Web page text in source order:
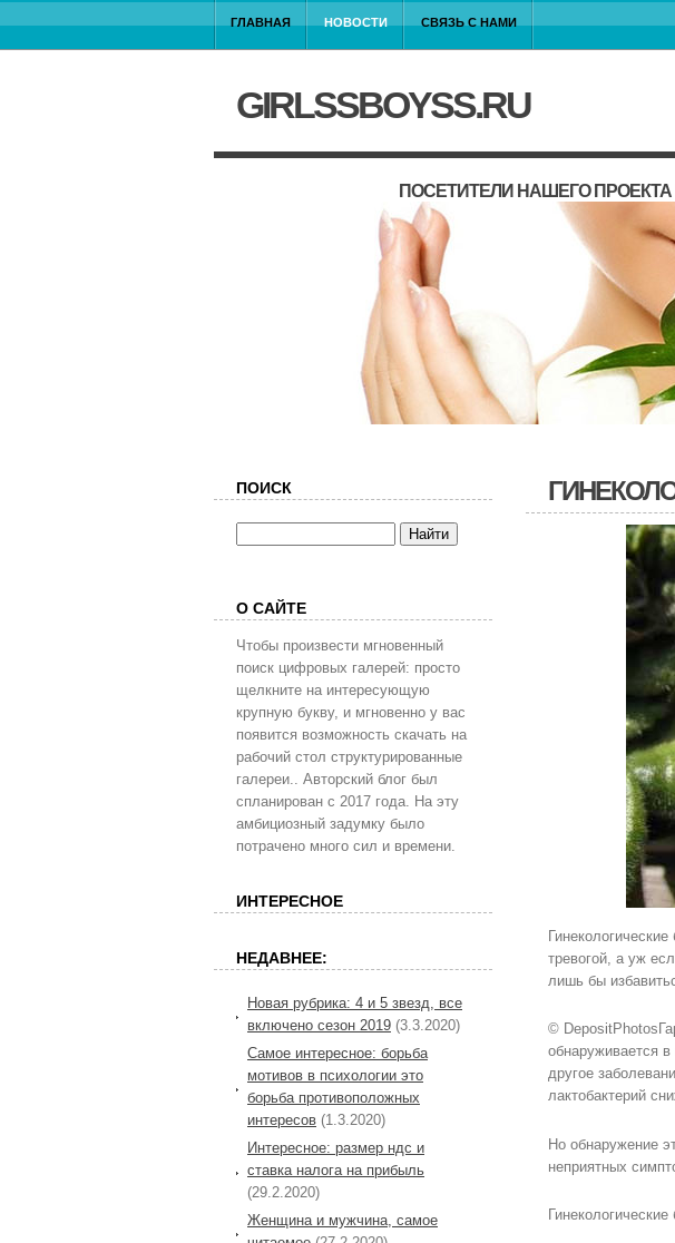
ГЛАВНАЯ НОВОСТИ СВЯЗЬ С НАМИ
GIRLSSBOYSS.RU
ПОСЕТИТЕЛИ НАШЕГО
тревогой, а уж
лишь бы
©
обнаруживается
другое
лактобактерий
Но обнаружение
неприятных
Гинекологические
ПОИСК
О САЙТЕ
Чтобы произвести мгновенный
поиск цифровых галерей: просто
щелкните на интересующую
крупную букву, и мгновенно у вас
появится возможность скачать на
рабочий стол структурированные
галереи.. Авторский блог был
спланирован с 2017 года. На эту
амбициозный задумку было
потрачено много сил и времени.
ИНТЕРЕСНОЕ
НЕДАВНЕЕ:
Новая рубрика: 4 и 5 звезд, все
включено сезон 2019 (3.3.2020)
Самое интересное: борьба
мотивов в психологии это
борьба противоположных
интересов (1.3.2020)
Интересное: размер ндс и
ставка налога на прибыль
(29.2.2020)
Женщина и мужчина, самое